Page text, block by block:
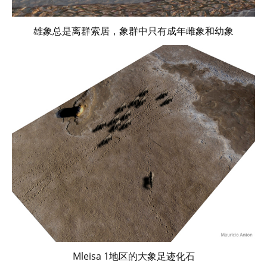
雄象总是离群索居，象群中只有成年雌象和幼象
Mleisa 1地区的大象足迹化石